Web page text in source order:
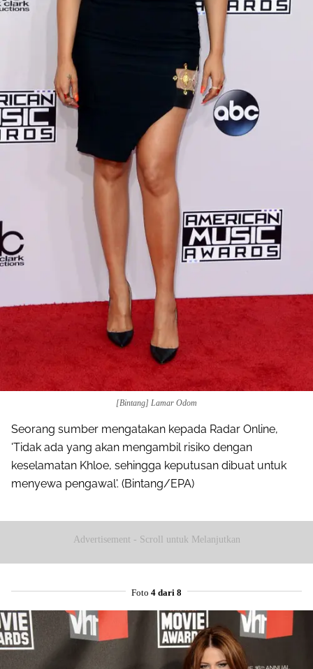
[Bintang] Lamar Odom
Seorang sumber mengatakan kepada Radar Online,
'Tidak ada yang akan mengambil risiko dengan
keselamatan Khloe, sehingga keputusan dibuat untuk
menyewa pengawal'. (Bintang/EPA)
Advertisement - Scroll untuk Melanjutkan
Foto 4 dari 8